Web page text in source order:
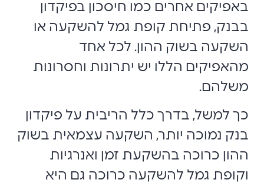
באפיקים אחרים כמו חיסכון בפיקדון
בבנק, פתיחת קופת גמל להשקעה או
השקעה בשוק ההון. לכל אחד
מהאפיקים הללו יש יתרונות וחסרונות
משלהם.
כך למשל, בדרך כלל הריבית על פיקדון
בנק נמוכה יותר, השקעה עצמאית בשוק
ההון כרוכה בהשקעת זמן ואנרגיות
וקופת גמל להשקעה כרוכה גם היא